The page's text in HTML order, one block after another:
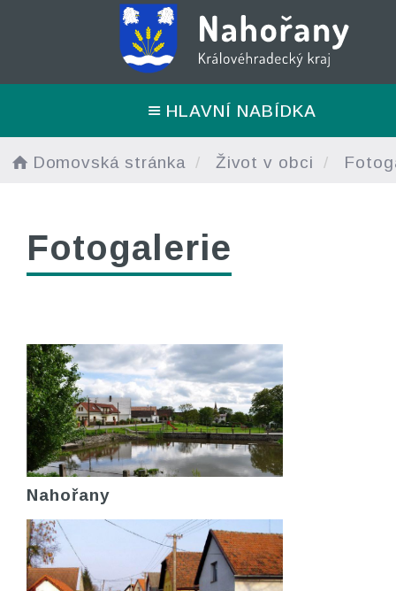
HLAVNÍ NABÍDKA
Domovská stránka Život v obci
Fotogalerie
Nahořany